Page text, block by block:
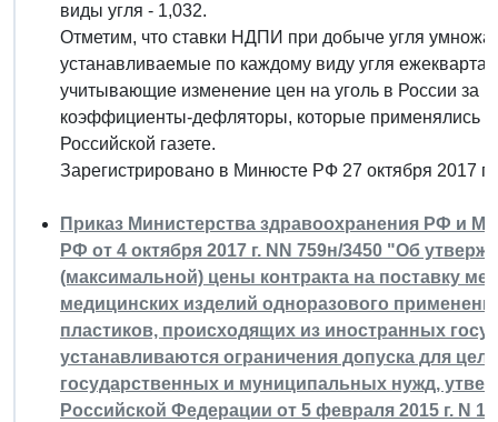
виды угля - 1,032.
Отметим, что ставки НДПИ при добыче угля
устанавливаемые по каждому виду угля
учитывающие изменение цен на уголь в России за
коэффициенты-дефляторы, которые применялись
Российской газете.
Зарегистрировано в Минюсте РФ 27 октября 2017
Приказ Министерства здравоохранения РФ и
РФ от 4 октября 2017 г. NN 759н/3450 "Об
(максимальной) цены контракта на поставку
медицинских изделий одноразового
пластиков, происходящих из иностранных
устанавливаются ограничения допуска для
государственных и муниципальных нужд,
Российской Федерации от 5 февраля 2015 г. N